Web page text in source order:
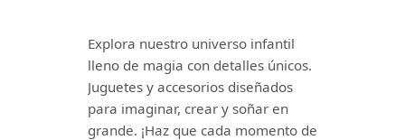
Explora nuestro universo infantil
lleno de magia con detalles únicos.
Juguetes y accesorios diseñados
para imaginar, crear y soñar en
grande. ¡Haz que cada momento de